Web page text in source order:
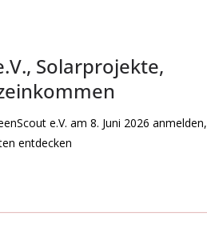
Solarprojekte,
e.V. am 8. Juni 2026 anmelden,
entdecken